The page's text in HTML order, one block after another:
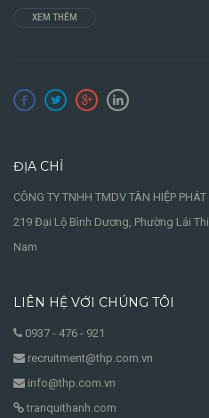
XEM THÊM
ĐỊA CHỈ
CÔNG TY TNHH TMDV TÂN HIỆP PHÁT
219 Đại Lộ Bình Dương, Phường Lái
Nam
LIÊN HỆ VỚI CHÚNG TÔI
0937 - 476 - 921
recruitment@thp.com.vn
info@thp.com.vn
tranquithanh.com